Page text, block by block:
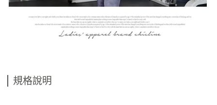
規格說明